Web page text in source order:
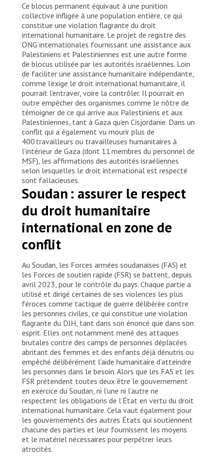
Ce blocus permanent équivaut à une punition
collective infligée à une population entière, ce qui
constitue une violation flagrante du droit
international humanitaire. Le projet de registre des
ONG internationales fournissant une assistance aux
Palestiniens et Palestiniennes est une autre forme
de blocus utilisée par les autorités israéliennes. Loin
de faciliter une assistance humanitaire indépendante,
comme l’exige le droit international humanitaire, il
pourrait l’entraver, voire la contrôler. Il pourrait en
outre empêcher des organismes comme le nôtre de
témoigner de ce qui arrive aux Palestiniens et aux
Palestiniennes, tant à Gaza qu’en Cisjordanie. Dans un
conflit qui a également vu mourir plus de
400 travailleurs ou travailleuses humanitaires à
l’intérieur de Gaza (dont 11 membres du personnel de
MSF), les affirmations des autorités israéliennes
selon lesquelles le droit international est respecté
sont fallacieuses.
Soudan : assurer le respect
du droit humanitaire
international en zone de
conflit
Au Soudan, les Forces armées soudanaises (FAS) et
les Forces de soutien rapide (FSR) se battent, depuis
avril 2023, pour le contrôle du pays. Chaque partie a
utilisé et dirigé certaines de ses violences les plus
féroces comme tactique de guerre délibérée contre
les personnes civiles, ce qui constitue une violation
flagrante du DIH, tant dans son énoncé que dans son
esprit. Elles ont notamment mené des attaques
brutales contre des camps de personnes déplacées
abritant des femmes et des enfants déjà dénutris ou
empêché délibérément l’aide humanitaire d’atteindre
les personnes dans le besoin. Alors que les FAS et les
FSR prétendent toutes deux être le gouvernement
en exercice du Soudan, ni l’une ni l’autre ne
respectent les obligations de l’État en vertu du droit
international humanitaire. Cela vaut également pour
les gouvernements des autres États qui soutiennent
chacune des parties et leur fournissent les moyens
et le matériel nécessaires pour perpétrer leurs
atrocités.